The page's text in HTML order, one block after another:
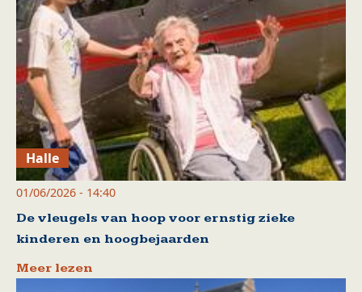
Halle
01/06/2026 - 14:40
De vleugels van hoop voor ernstig zieke
kinderen en hoogbejaarden
Meer lezen